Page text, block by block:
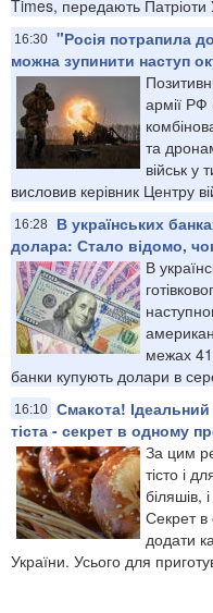
Times, передають
16:30 "Росія потрапила
можна зупинити наступ
армії
та
військ у
висловив керівник Центру
16:28
В українських
долара: Стало відомо,
В
межах
банки купують долари в
16:10 Смакота!
тіста - секрет в одному
За цим
тісто і
біляшів,
Секрет в
додати
України. Усього для